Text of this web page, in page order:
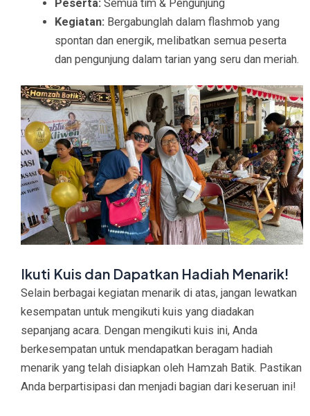
Peserta: Semua tim & Pengunjung
Kegiatan: Bergabunglah dalam flashmob yang
spontan dan energik, melibatkan semua peserta
dan pengunjung dalam tarian yang seru dan meriah.
Ikuti Kuis dan Dapatkan Hadiah Menarik!
Selain berbagai kegiatan menarik di atas, jangan lewatkan
kesempatan untuk mengikuti kuis yang diadakan
sepanjang acara. Dengan mengikuti kuis ini, Anda
berkesempatan untuk mendapatkan beragam hadiah
menarik yang telah disiapkan oleh Hamzah Batik. Pastikan
Anda berpartisipasi dan menjadi bagian dari keseruan ini!